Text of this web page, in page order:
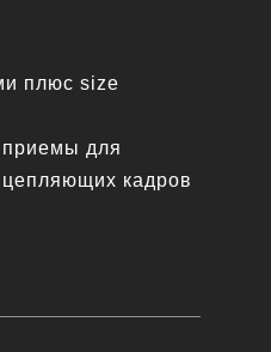
плюс size
для
кадров